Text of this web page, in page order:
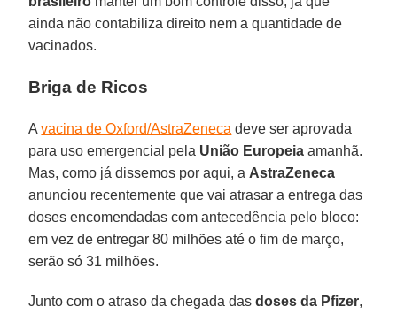
ainda não contabiliza direito nem a quantidade de
vacinados.
Briga de Ricos
Avacina de Oxford/AstraZeneca deve ser aprovada
para uso emergencial pela União Europeia amanhã.
Mas, como já dissemos por aqui, a AstraZeneca
anunciou recentemente que vai atrasar a entrega das
doses encomendadas com antecedência pelo bloco:
em vez de entregar 80 milhões até o fim de março,
serão só 31 milhões.
Junto com o atraso da chegada dasdoses da Pfizer,